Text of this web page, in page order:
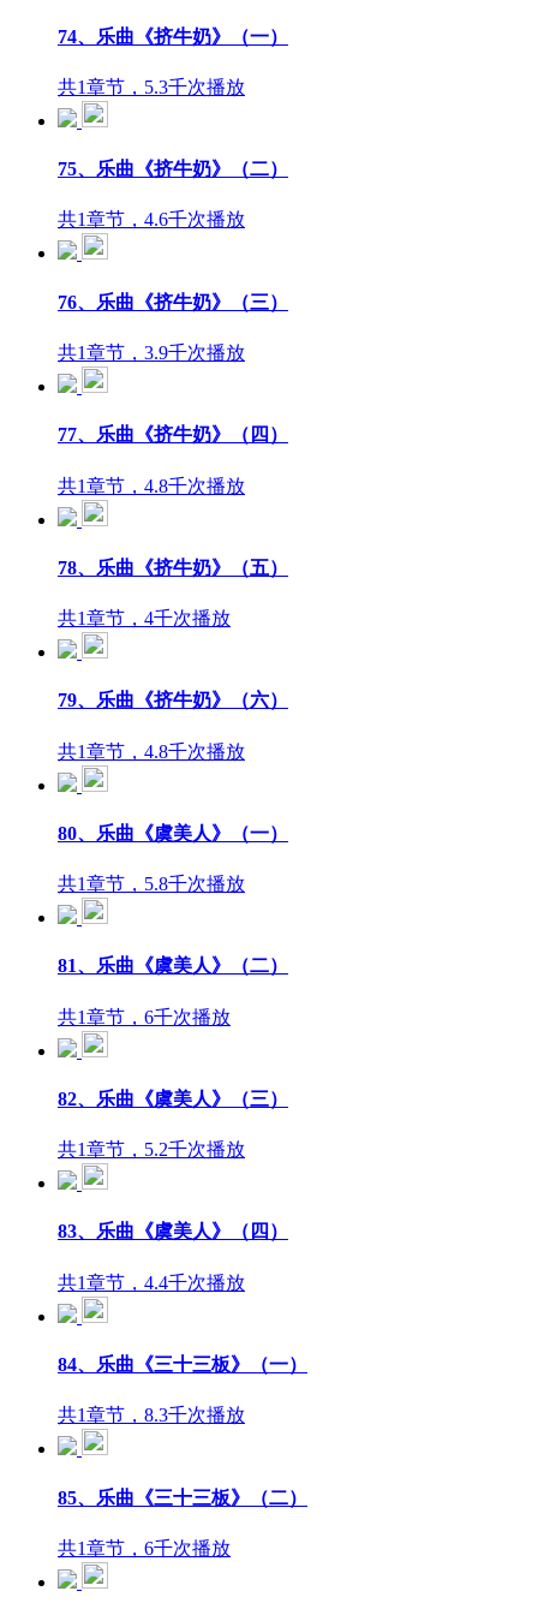
74、乐曲《挤牛奶》（一）
共1章节，5.3千次播放
75、乐曲《挤牛奶》（二）
共1章节，4.6千次播放
76、乐曲《挤牛奶》（三）
共1章节，3.9千次播放
77、乐曲《挤牛奶》（四）
共1章节，4.8千次播放
78、乐曲《挤牛奶》（五）
共1章节，4千次播放
79、乐曲《挤牛奶》（六）
共1章节，4.8千次播放
80、乐曲《虞美人》（一）
共1章节，5.8千次播放
81、乐曲《虞美人》（二）
共1章节，6千次播放
82、乐曲《虞美人》（三）
共1章节，5.2千次播放
83、乐曲《虞美人》（四）
共1章节，4.4千次播放
84、乐曲《三十三板》（一）
共1章节，8.3千次播放
85、乐曲《三十三板》（二）
共1章节，6千次播放